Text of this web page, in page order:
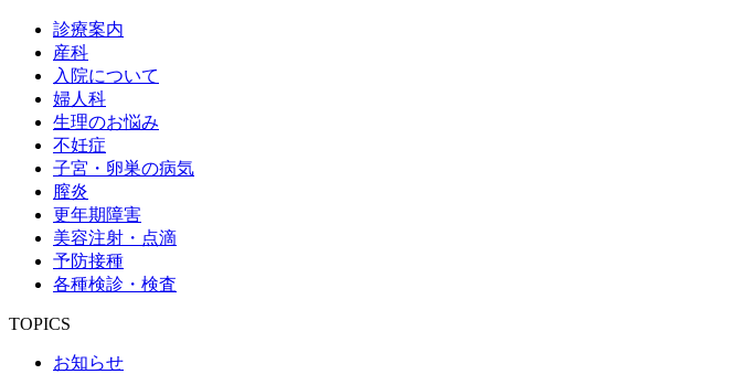
診療案内
産科
入院について
婦人科
生理のお悩み
不妊症
子宮・卵巣の病気
膣炎
更年期障害
美容注射・点滴
予防接種
各種検診・検査
TOPICS
お知らせ